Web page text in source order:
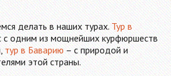
делать в наших турах.Тур в
с одним из мощнейших курфюршеств
тур в Баварию– с природой и
этой страны.